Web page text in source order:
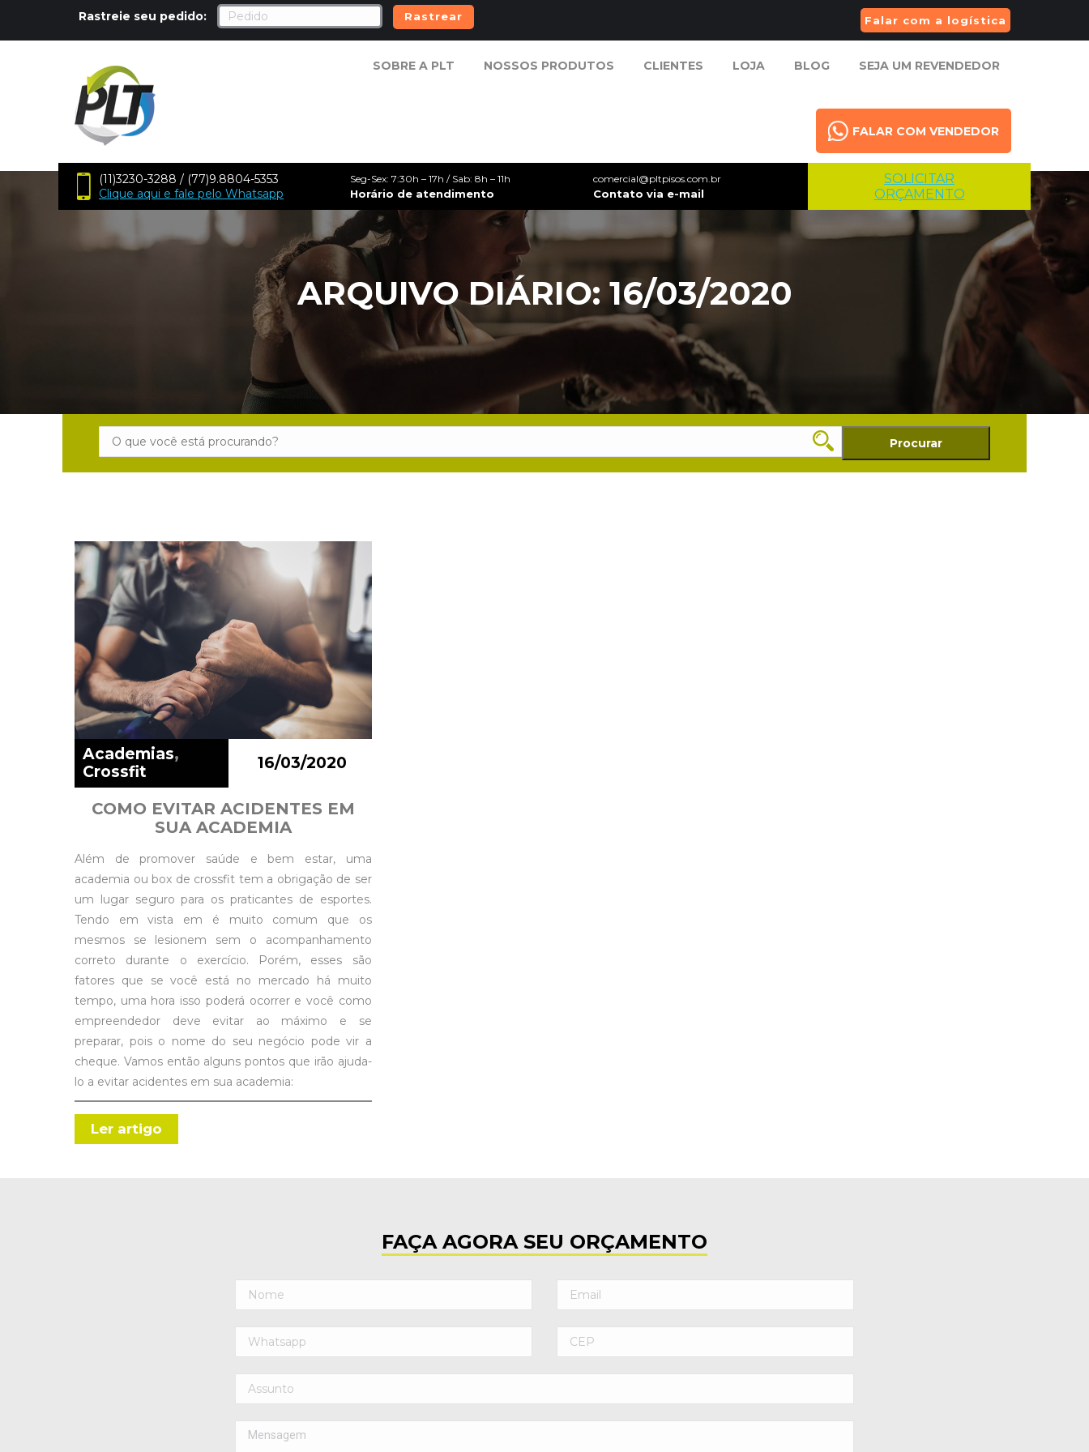
Rastreie seu pedido: Rastrear Falar com a logística
SOBRE A PLT NOSSOS PRODUTOS CLIENTES LOJA BLOG SEJA UM REVENDEDOR
FALAR COM VENDEDOR
(11)3230-3288 / (77)9.8804-5353
Clique aqui e fale pelo Whatsapp
Seg-Sex: 7:30h – 17h / Sab: 8h – 11h
Horário de atendimento
comercial@pltpisos.com.br
Contato via e-mail
SOLICITAR
ORÇAMENTO
ARQUIVO DIÁRIO: 16/03/2020
Search:
COMO EVITAR ACIDENTES EM
SUA ACADEMIA
Academias,
Crossfit
16/03/2020
Além de promover saúde e bem estar, uma
academia ou box de crossfit tem a obrigação de ser
um lugar seguro para os praticantes de esportes.
Tendo em vista em é muito comum que os
mesmos se lesionem sem o acompanhamento
correto durante o exercício. Porém, esses são
fatores que se você está no mercado há muito
tempo, uma hora isso poderá ocorrer e você como
empreendedor deve evitar ao máximo e se
preparar, pois o nome do seu negócio pode vir a
cheque. Vamos então alguns pontos que irão ajuda-
lo a evitar acidentes em sua academia:
Ler artigo
FAÇA AGORA SEU ORÇAMENTO
SOBRE A PLT SEJA UM REVENDEDOR